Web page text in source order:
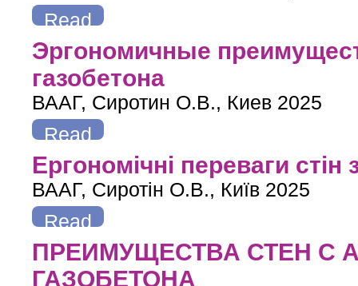
Read
more
Эргономичные
газобетона
ВААГ, Сиротин О.В., Киев 2025
Read
more
Ергономічні переваги
ВААГ, Сиротін О.В., Київ 2025
Read
more
ПРЕИМУЩЕСТВА СТЕН С
ГАЗОБЕТОНА